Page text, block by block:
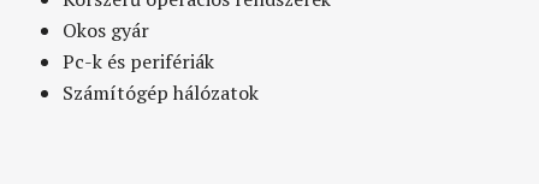
Okos gyár
Pc-k és perifériák
Számítógép hálózatok